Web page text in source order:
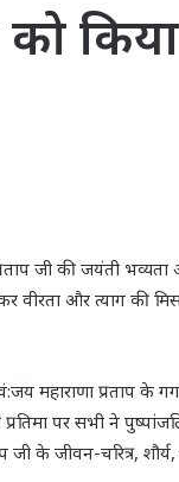
को
प्रताप जी की जयंती
और त्याग की
महाराणा प्रताप के
पर सभी ने
के जीवन-चरित्र, शौर्य,